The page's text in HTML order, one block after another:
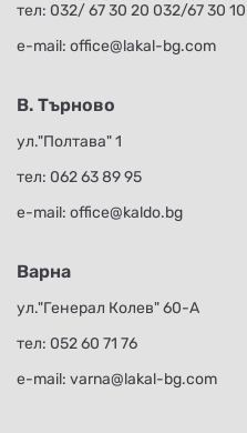
тел: 032/ 67 30 20 032/67 30 10
е-mail: office@lakal-bg.com
В. Търново
ул."Полтава" 1
тел: 062 63 89 95
е-mail: office@kaldo.bg
Варна
ул."Генерал Колев" 60-А
тел: 052 60 71 76
е-mail: varna@lakal-bg.com